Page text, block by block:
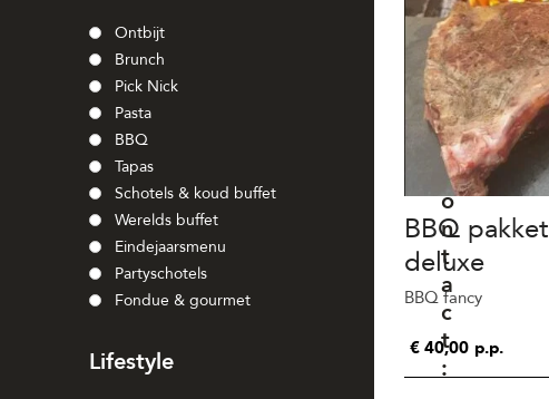
BBQ pakket
deluxe
BBQ fancy
€40,00 p.p.
Ontbijt
Brunch
Pick Nick
Pasta
BBQ
Tapas
Schotels & koud buffet
Werelds buffet
Eindejaarsmenu
Partyschotels
Fondue & gourmet
Lifestyle
C
o
n
t
a
c
t
: